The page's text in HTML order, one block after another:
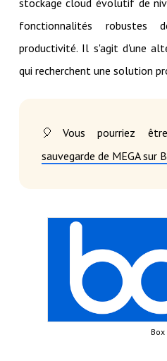
fonctionnalités
productivité. Il s'agit d'une
qui recherchent une solution
🎈Vous pourriez
sauvegarde de MEGA sur
Box